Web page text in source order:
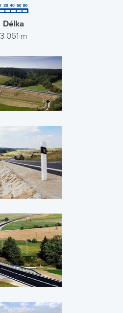
Délka
3 061 m